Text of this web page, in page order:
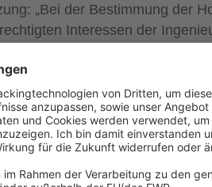
„Bei der Bestimmung der
Interessen der
Diese sind an der Art und
auszurichten.“
abgestuft danach,
darstellen, die sowohl
Honorarhöhe im